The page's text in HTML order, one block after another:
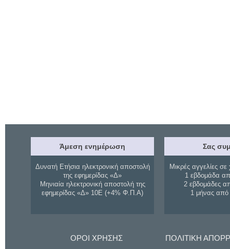
Άμεση ενημέρωση
Δυνατή Ετήσια ηλεκτρονική αποστολή
της εφημερίδας «Δ»
Μηνιαία ηλεκτρονική αποστολή της
εφημερίδας «Δ» 10Ε (+4% Φ.Π.Α)
Σας
Μικρές αγγελίες σε
1 εβδομάδα
2 εβδομάδες
1 μήνας
ΟΡΟΙ ΧΡΗΣΗΣ ΠΟΛΙΤΙΚΗ